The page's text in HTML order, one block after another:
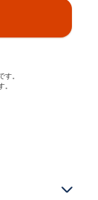
す。
。